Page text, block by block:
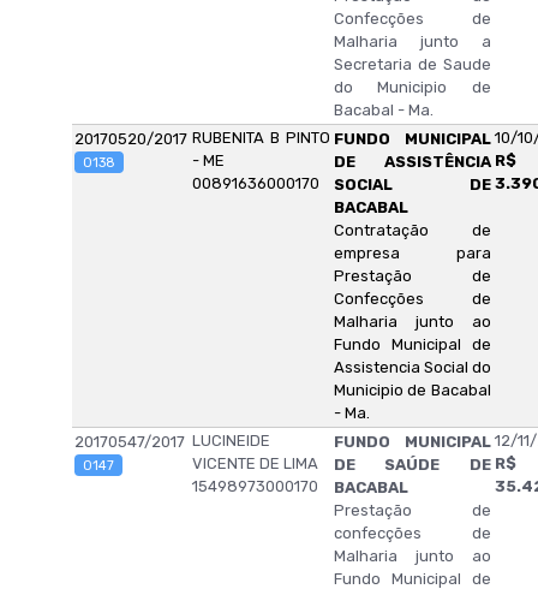
Confecções de
Malharia junto a
Secretaria de Saude
do Municipio de
Bacabal - Ma.
20170520/2017
0138
RUBENITA B PINTO
- ME
00891636000170
FUNDO MUNICIPAL
DE ASSISTÊNCIA
SOCIAL DE
BACABAL
Contratação de
empresa para
Prestação de
Confecções de
Malharia junto ao
Fundo Municipal de
Assistencia Social do
Municipio de Bacabal
- Ma.
10/
R$
20170547/2017
0147
LUCINEIDE
VICENTE DE LIMA
15498973000170
FUNDO MUNICIPAL
DE SAÚDE DE
BACABAL
Prestação de
confecções de
Malharia junto ao
Fundo Municipal de
12/
R$